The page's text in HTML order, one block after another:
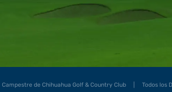
de Chihuahua Golf & Country Club | Todos los